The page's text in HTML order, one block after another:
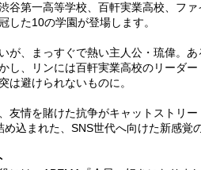
谷第一高等学校、百軒実業高校、フ
した10の学園が登場します。
が、まっすぐで熱い主人公・琉偉。
し、リンには百軒実業高校のリーダ
は避けられないものに。
友情を賭けた抗争がキャットストリ
め込まれた、SNS世代へ向けた新感覚